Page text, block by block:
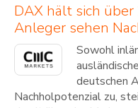
DAX hält sich
Anleger sehen
Sowohl
deutschen
Nachholpotenzial zu,